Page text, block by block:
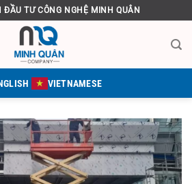
ĐẦU TƯ CÔNG NGHỆ MINH QUÂN
VIETNAMESE